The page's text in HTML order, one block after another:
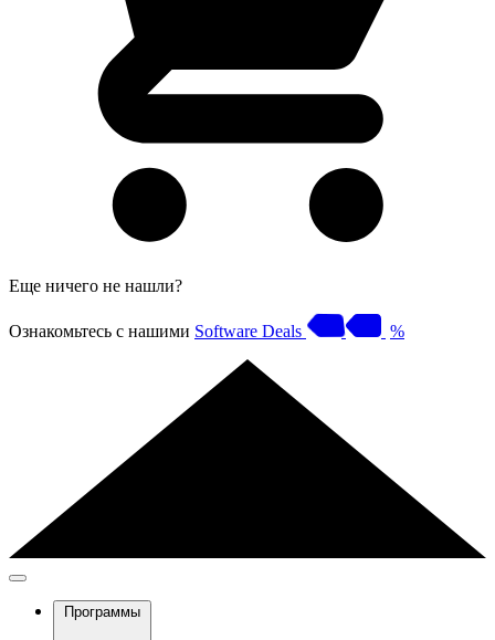
Еще ничего не нашли?
Ознакомьтесь с нашими Software Deals %
Программы